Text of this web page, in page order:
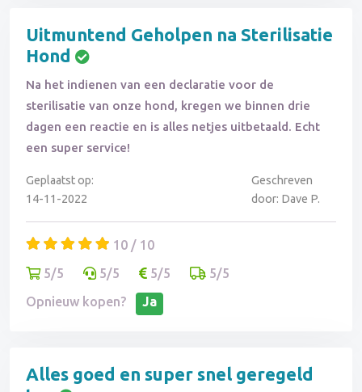
Uitmuntend Geholpen na Sterilisatie
Hond
Na het indienen van een declaratie voor de
sterilisatie van onze hond, kregen we binnen drie
dagen een reactie en is alles netjes uitbetaald. Echt
een super service!
Geplaatst op:
14-11-2022
Geschreven
door: Dave P.
10 / 10
5/5
5/5 5/5
5/5
Opnieuw kopen?
Ja
Alles goed en super snel geregeld